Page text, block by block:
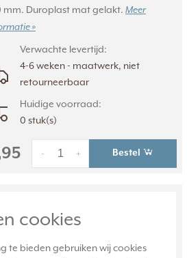
cookies
te bieden gebruiken wij cookies
mm. Duroplast mat gelakt. Meer
»
Verwachte levertijd:
4-6 weken - maatwerk, niet
retourneerbaar
Huidige voorraad:
0 stuk(s)
+
- Bestel
228 (LC 982 228)
228, 2-voudig afdekraam, Les